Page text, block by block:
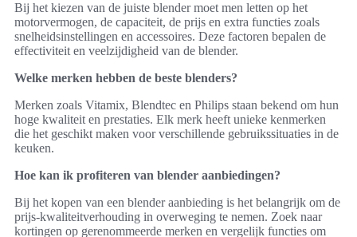
Bij het kiezen van de juiste blender moet men letten op het
motorvermogen, de capaciteit, de prijs en extra functies zoals
snelheidsinstellingen en accessoires. Deze factoren bepalen de
effectiviteit en veelzijdigheid van de blender.
Welke merken hebben de beste blenders?
Merken zoals Vitamix, Blendtec en Philips staan bekend om hun
hoge kwaliteit en prestaties. Elk merk heeft unieke kenmerken
die het geschikt maken voor verschillende gebruikssituaties in de
keuken.
Hoe kan ik profiteren van blender aanbiedingen?
Bij het kopen van een blender aanbieding is het belangrijk om de
prijs-kwaliteitverhouding in overweging te nemen. Zoek naar
kortingen op gerenommeerde merken en vergelijk functies om